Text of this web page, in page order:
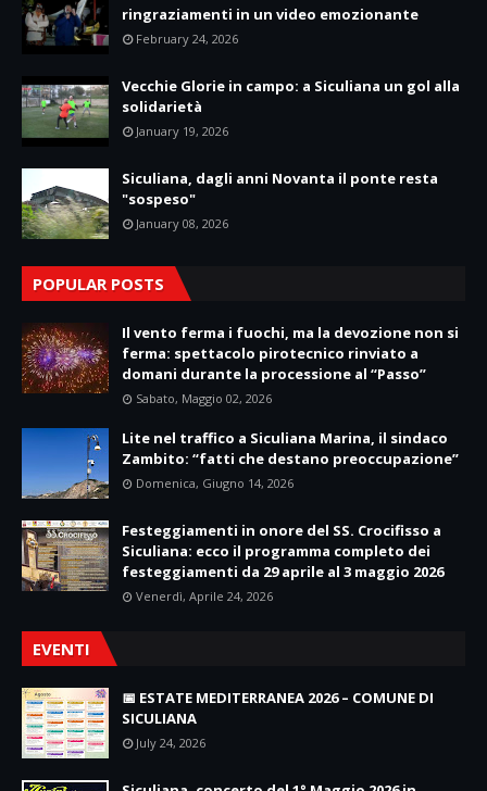
ringraziamenti in un video emozionante
February 24, 2026
Vecchie Glorie in campo: a Siculiana un gol alla
solidarietà
January 19, 2026
Siculiana, dagli anni Novanta il ponte resta
"sospeso"
January 08, 2026
POPULAR POSTS
Il vento ferma i fuochi, ma la devozione non si
ferma: spettacolo pirotecnico rinviato a
domani durante la processione al “Passo”
Sabato, Maggio 02, 2026
Lite nel traffico a Siculiana Marina, il sindaco
Zambito: “fatti che destano preoccupazione”
Domenica, Giugno 14, 2026
Festeggiamenti in onore del SS. Crocifisso a
Siculiana: ecco il programma completo dei
festeggiamenti da 29 aprile al 3 maggio 2026
Venerdì, Aprile 24, 2026
EVENTI
📅 ESTATE MEDITERRANEA 2026 – COMUNE DI
SICULIANA
July 24, 2026